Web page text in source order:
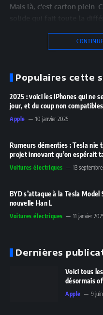
Mais là, c’est carton plein.
Populaires cette
2025 : voici les iPhones qui ne
jour, et du coup non compatibles
Apple 10 janvier 2025
Rumeurs démenties : Tesla nie
projet innovant qu’on espérait
Voitures électriques 13
BYD s’attaque à la Tesla Model
nouvelle Han L
Voitures électriques 11 janvier
Dernières
Voici tous
désormais
Apple 9